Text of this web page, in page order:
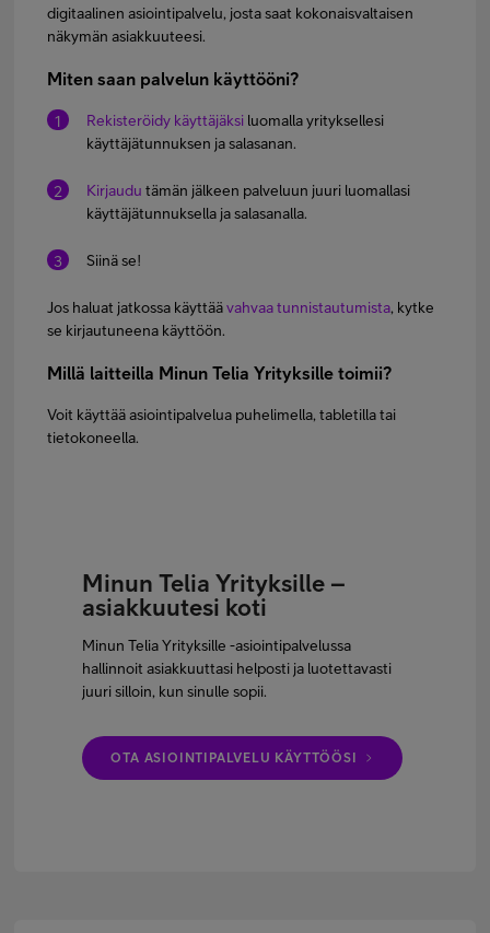
digitaalinen asiointipalvelu, josta saat kokonaisvaltaisen
näkymän asiakkuuteesi.
Miten saan palvelun käyttööni?
Rekisteröidy käyttäjäksi luomalla yrityksellesi
käyttäjätunnuksen ja salasanan.
Kirjaudu tämän jälkeen palveluun juuri luomallasi
käyttäjätunnuksella ja salasanalla.
Siinä se!
Jos haluat jatkossa käyttäävahvaa tunnistautumista, kytke
se kirjautuneena käyttöön.
Millä laitteilla Minun Telia Yrityksille toimii?
Voit käyttää asiointipalvelua puhelimella, tabletilla tai
tietokoneella.
Minun Telia Yrityksille –
asiakkuutesi koti
Minun Telia Yrityksille -asiointipalvelussa
hallinnoit asiakkuuttasi helposti ja luotettavasti
juuri silloin, kun sinulle sopii.
OTA ASIOINTIPALVELU KÄYTTÖÖSI